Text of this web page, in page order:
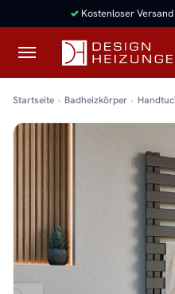
✓ Kostenloser
Startseite Badheizkörper